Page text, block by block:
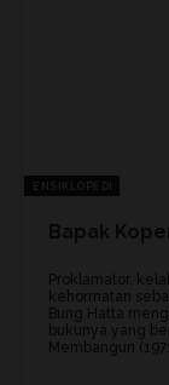
ENSIKLOPEDI
Bapak
Proklamator,
kehormatan
Bung Hatta
bukunya yang
Membangun